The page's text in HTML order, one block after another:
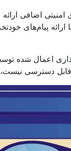
امنیتی اضافی
پیام‌های
اعمال شده
قابل دسترسی